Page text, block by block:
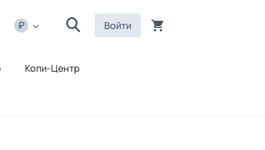
Войти
Копи-Центр